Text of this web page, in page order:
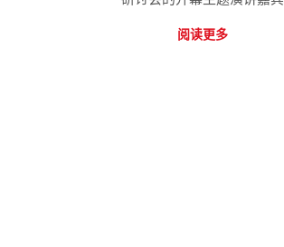
阅读更多